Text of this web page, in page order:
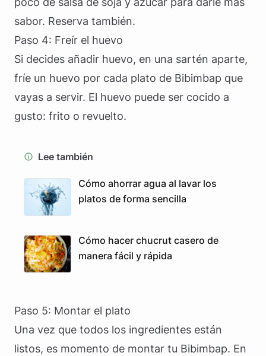
sabor. Reserva también.
Paso 4: Freír el huevo
Si decides añadir huevo, en una sartén aparte,
fríe un huevo por cada plato de Bibimbap que
vayas a servir. El huevo puede ser cocido a
gusto: frito o revuelto.
Lee también
Cómo ahorrar agua al lavar los
platos de forma sencilla
Cómo hacer chucrut casero de
manera fácil y rápida
Paso 5: Montar el plato
Una vez que todos los ingredientes están
listos, es momento de montar tu Bibimbap. En